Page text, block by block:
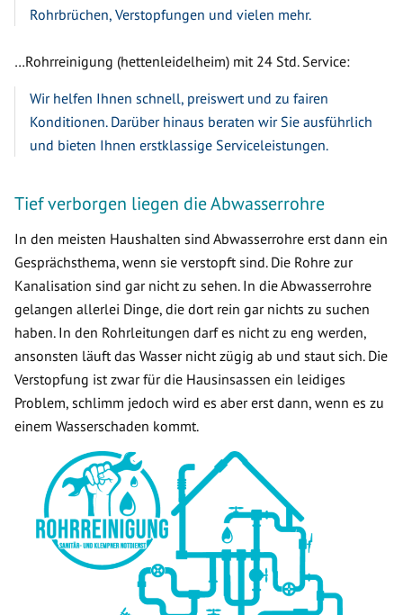
Rohrbrüchen, Verstopfungen und vielen mehr.
…Rohrreinigung (hettenleidelheim) mit 24 Std. Service:
Wir helfen Ihnen schnell, preiswert und zu fairen
Konditionen. Darüber hinaus beraten wir Sie ausführlich
und bieten Ihnen erstklassige Serviceleistungen.
Tief verborgen liegen die Abwasserrohre
In den meisten Haushalten sind Abwasserrohre erst dann ein
Gesprächsthema, wenn sie verstopft sind. Die Rohre zur
Kanalisation sind gar nicht zu sehen. In die Abwasserrohre
gelangen allerlei Dinge, die dort rein gar nichts zu suchen
haben. In den Rohrleitungen darf es nicht zu eng werden,
ansonsten läuft das Wasser nicht zügig ab und staut sich. Die
Verstopfung ist zwar für die Hausinsassen ein leidiges
Problem, schlimm jedoch wird es aber erst dann, wenn es zu
einem Wasserschaden kommt.